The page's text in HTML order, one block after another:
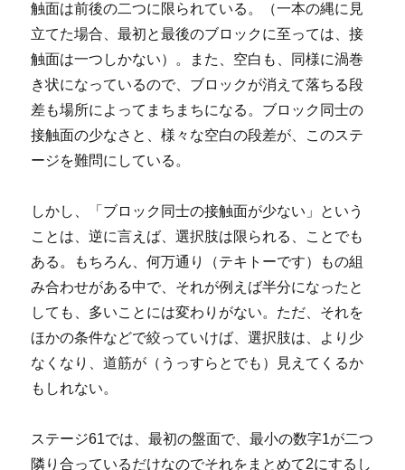
触面は前後の二つに限られている。（一本の縄に見
立てた場合、最初と最後のブロックに至っては、接
触面は一つしかない）。また、空白も、同様に渦巻
き状になっているので、ブロックが消えて落ちる段
差も場所によってまちまちになる。ブロック同士の
接触面の少なさと、様々な空白の段差が、このステ
ージを難問にしている。
しかし、「ブロック同士の接触面が少ない」という
ことは、逆に言えば、選択肢は限られる、ことでも
ある。もちろん、何万通り（テキトーです）もの組
み合わせがある中で、それが例えば半分になったと
しても、多いことには変わりがない。ただ、それを
ほかの条件などで絞っていけば、選択肢は、より少
なくなり、道筋が（うっすらとでも）見えてくるか
もしれない。
ステージ61では、最初の盤面で、最小の数字1が二つ
隣り合っているだけなのでそれをまとめて2にするし